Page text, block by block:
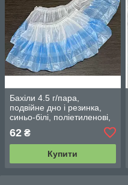
Бахіли 4.5 г/пара,
подвійне дно і резинка,
синьо-білі, поліетиленові,
щільність: 11+14 мкм
(фас.100 шт/ 50 пар)
62 ₴
Купити